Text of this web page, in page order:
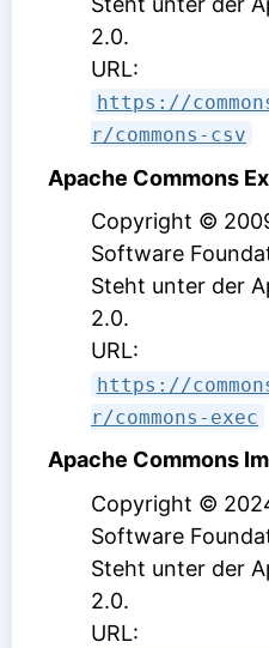
2.0.
URL:
https://
r/commons-csv
Apache Commons
Copyright ©
Software
Steht unter der
2.0.
URL:
https://
r/commons-exec
Apache Commons
Copyright ©
Software
Steht unter der
2.0.
URL: